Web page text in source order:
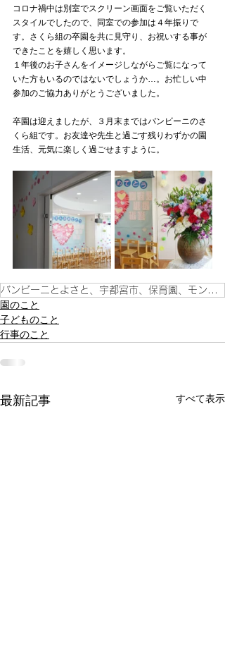
コロナ禍中は別室でスクリーン画面をご覧いただく
スタイルでしたので、同室での参加は４年振りで
す。さくら組の卒園を共に見守り、お祝いする事が
できたことを嬉しく思います。
１年後のお子さんをイメージしながらご覧になって
いた方もいるのではないでしょうか…。お忙しい中
参加のご協力ありがとうございました。
卒園は迎えましたが、３月末まではバンビーニのさ
くら組です。お友達や先生と過ごす残りわずかの園
生活、元気に楽しく過ごせますように。
バンビーニとよさと、宇都宮市、保育園、モンテッソーリ教育、豊郷地区、こども、
園のこと
子どものこと
行事のこと
最新記事 すべて表示